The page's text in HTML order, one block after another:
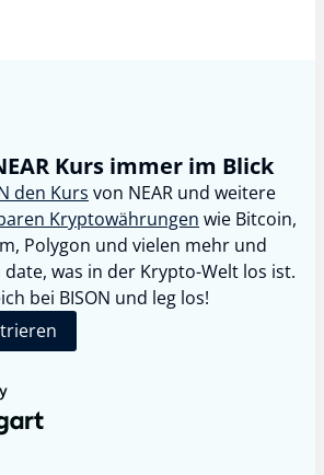
den Kurs von NEAR und weitere
Kryptowährungen wie Bitcoin,
Polygon und vielen mehr und
was in der Krypto-Welt los ist.
bei BISON und leg los!
Kurs immer im Blick